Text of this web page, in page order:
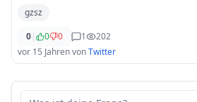
gzsz
0| 0 0 1
202
vor 15 JahrenvonTwitter